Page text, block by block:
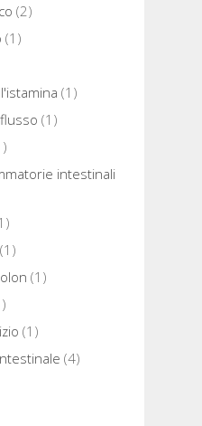
(2)
(1)
(1)
(1)
intestinali
(1)
(1)
(1)
(4)